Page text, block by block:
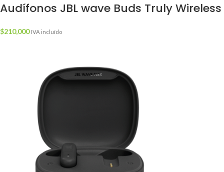
Audífonos JBL wave Buds Truly Wireless
$210,000 IVA incluído